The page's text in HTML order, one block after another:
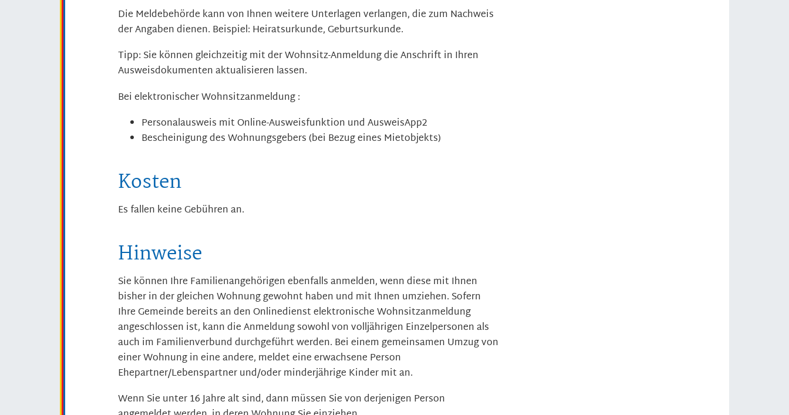
Die Meldebehörde kann von Ihnen weitere Unterlagen verlangen, die zum Nachweis
der Angaben dienen. Beispiel: Heiratsurkunde, Geburtsurkunde.
Tipp: Sie können gleichzeitig mit der Wohnsitz-Anmeldung die Anschrift in Ihren
Ausweisdokumenten aktualisieren lassen.
Bei elektronischer Wohnsitzanmeldung :
Personalausweis mit Online-Ausweisfunktion und AusweisApp2
Bescheinigung des Wohnungsgebers (bei Bezug eines Mietobjekts)
Kosten
Es fallen keine Gebühren an.
Hinweise
Sie können Ihre Familienangehörigen ebenfalls anmelden, wenn diese mit Ihnen
bisher in der gleichen Wohnung gewohnt haben und mit Ihnen umziehen. Sofern
Ihre Gemeinde bereits an den Onlinedienst elektronische Wohnsitzanmeldung
angeschlossen ist, kann die Anmeldung sowohl von volljährigen Einzelpersonen als
auch im Familienverbund durchgeführt werden. Bei einem gemeinsamen Umzug von
einer Wohnung in eine andere, meldet eine erwachsene Person
Ehepartner/Lebenspartner und/oder minderjährige Kinder mit an.
Wenn Sie unter 16 Jahre alt sind, dann müssen Sie von derjenigen Person